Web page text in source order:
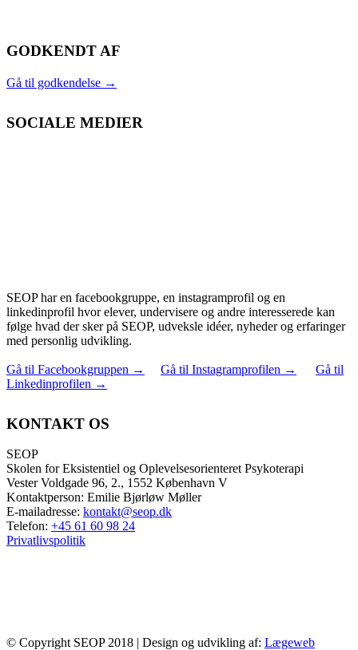
GODKENDT AF
Gå til godkendelse →
SOCIALE MEDIER
SEOP har en facebookgruppe, en instagramprofil og en
linkedinprofil hvor elever, undervisere og andre interesserede kan
følge hvad der sker på SEOP, udveksle idéer, nyheder og erfaringer
med personlig udvikling.
Gå til Facebookgruppen → Gå til Instagramprofilen →
Gå til
Linkedinprofilen →
KONTAKT OS
SEOP
Skolen for Eksistentiel og Oplevelsesorienteret Psykoterapi
Vester Voldgade 96, 2., 1552 København V
Kontaktperson: Emilie Bjørløw Møller
E-mailadresse: kontakt@seop.dk
Telefon: +45 61 60 98 24
Privatlivspolitik
© Copyright SEOP 2018 | Design og udvikling af: Lægeweb